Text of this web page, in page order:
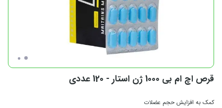
قرص اچ ام بی 1000 ژن استار - 120 عددی
کمک به افزایش حجم عضلات